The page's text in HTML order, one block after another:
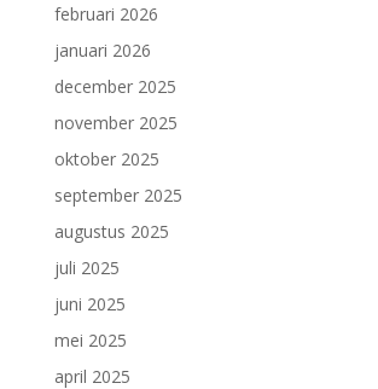
februari 2026
januari 2026
december 2025
november 2025
oktober 2025
september 2025
augustus 2025
juli 2025
juni 2025
mei 2025
april 2025